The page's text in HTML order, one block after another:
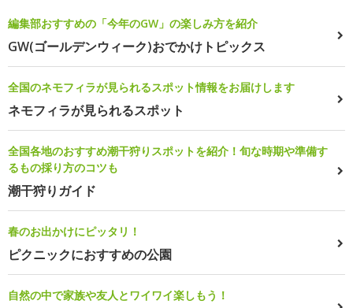
編集部おすすめの「今年のGW」の楽しみ方を紹介
GW(ゴールデンウィーク)おでかけトピックス
全国のネモフィラが見られるスポット情報をお届けします
ネモフィラが見られるスポット
全国各地のおすすめ潮干狩りスポットを紹介！旬な時期や準備す
るもの採り方のコツも
潮干狩りガイド
春のお出かけにピッタリ！
ピクニックにおすすめの公園
自然の中で家族や友人とワイワイ楽しもう！